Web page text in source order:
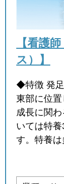
【看護
ス）】
◆特徴 発
東部に位
成長に関
いては特
す。特養